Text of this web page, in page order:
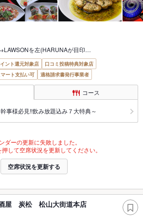
を左(HARUNAが目印…
ント還元対象店
口コミ投稿特典対象店
ート支払い可 適格請求書発行事業者
コース
事様必見!!飲み放題込み７大特典～
ダーの更新に失敗しました。
して空席状況を更新してください。
空席状況を更新する
屋 炭松 松山大街道本店